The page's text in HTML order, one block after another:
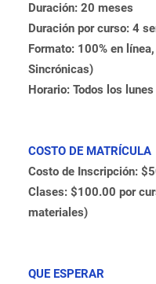
Duración: 20 meses
Duración por curso: 4
Formato: 100% en
Sincrónicas)
Horario: Todos los
COSTO DE MATRÍCULA
Costo de Inscripción:
Clases: $100.00 por
materiales)
QUE ESPERAR